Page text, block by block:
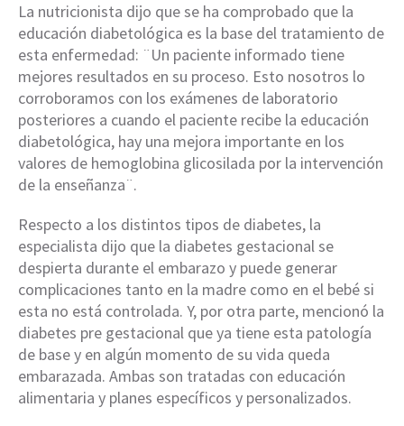
La nutricionista dijo que se ha comprobado que la
educación diabetológica es la base del tratamiento de
esta enfermedad: ¨Un paciente informado tiene
mejores resultados en su proceso. Esto nosotros lo
corroboramos con los exámenes de laboratorio
posteriores a cuando el paciente recibe la educación
diabetológica, hay una mejora importante en los
valores de hemoglobina glicosilada por la intervención
de la enseñanza¨.
Respecto a los distintos tipos de diabetes, la
especialista dijo que la diabetes gestacional se
despierta durante el embarazo y puede generar
complicaciones tanto en la madre como en el bebé si
esta no está controlada. Y, por otra parte, mencionó la
diabetes pre gestacional que ya tiene esta patología
de base y en algún momento de su vida queda
embarazada. Ambas son tratadas con educación
alimentaria y planes específicos y personalizados.